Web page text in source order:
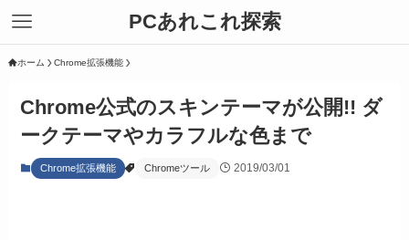
PCあれこれ探索
ホーム Chrome拡張機能
Chrome公式のスキンテーマが公開!! ダ
ークテーマやカラフルな色まで
Chrome拡張機能 Chromeツール 2019/03/01